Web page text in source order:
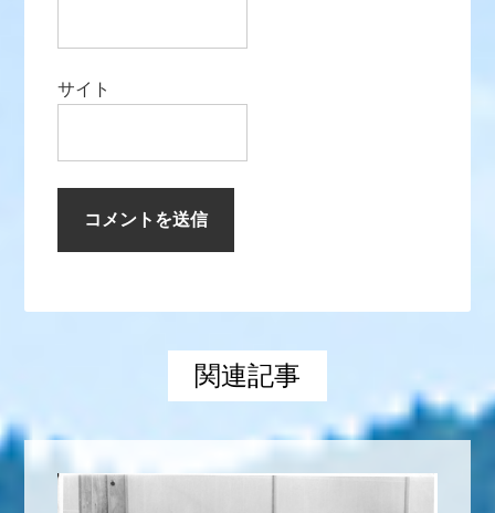
サイト
関連記事